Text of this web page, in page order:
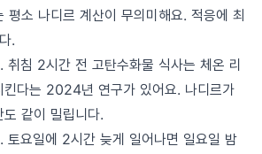
평소 나디르 계산이 무의미해요. 적응에 최
.
취침 2시간 전 고탄수화물 식사는 체온 리
다는 2024년 연구가 있어요. 나디르가
같이 밀립니다.
토요일에 2시간 늦게 일어나면 일요일 밤